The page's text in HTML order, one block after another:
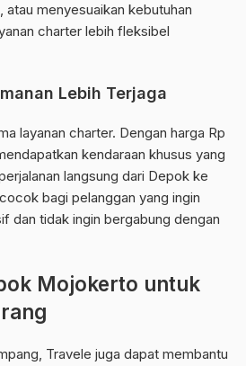
menyesuaikan kebutuhan
charter lebih fleksibel
Lebih Terjaga
layanan charter. Dengan harga Rp
kendaraan khusus yang
langsung dari Depok ke
bagi pelanggan yang ingin
dan tidak ingin bergabung dengan
Mojokerto untuk
Travele juga dapat membantu